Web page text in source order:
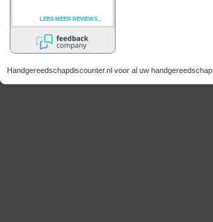
Handgereedschapdiscounter.nl voor al uw handgereedschap.